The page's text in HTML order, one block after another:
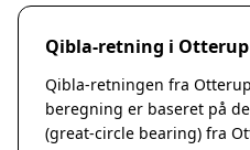
Qibla-retning i Otterup
Qibla-retningen fra
beregning er baseret på
(great-circle bearing) fra